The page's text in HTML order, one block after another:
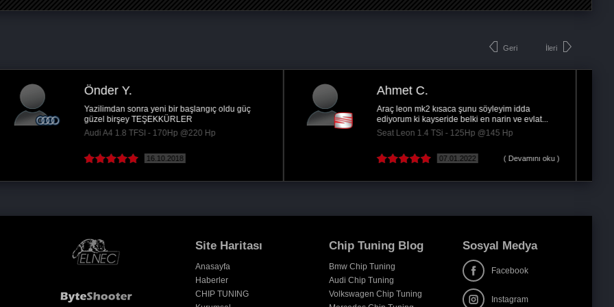
Geri
Cihan Ç.
Ford connect 90 lık gayet memnunum teşekkürler.
Ford Transit Connect 1.8 TDCi - 90Hp @115 Hp
16.10.2018
Mehmet Ali Ö.
Audi a3'e yaptırdım 1.4 tsi Gerçekten mükemmel
oldu ellerine sağlık
Audi A3 / A3 Sedan 1.4 TSI - 125Hp @145 Hp
21.12.2022
İleri
Site Haritası
Anasayfa
Haberler
CHIP TUNING
Chip Tuning Blog
Bmw Chip Tuning
Audi Chip Tuning
Volkswagen Chip Tuning
Sosyal Medya
Facebook
Instagram